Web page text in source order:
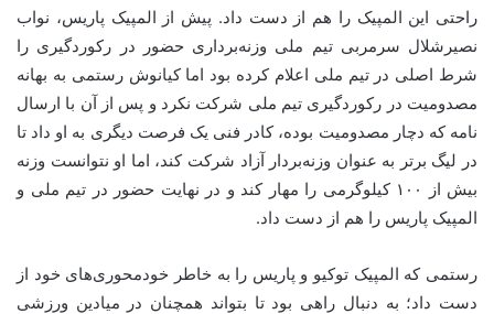
راحتی این المپیک را هم از دست داد. پیش از المپیک پاریس، نواب
نصیرشلال سرمربی تیم ملی وزنه‌برداری حضور در رکوردگیری را
شرط اصلی در تیم ملی اعلام کرده بود اما کیانوش رستمی به بهانه
مصدومیت در رکوردگیری تیم ملی شرکت نکرد و پس از آن با ارسال
نامه که دچار مصدومیت بوده، کادر فنی یک فرصت دیگری به او داد تا
در لیگ برتر به عنوان وزنه‌بردار آزاد شرکت کند، اما او نتوانست وزنه
بیش از ۱۰۰ کیلوگرمی را مهار کند و در نهایت حضور در تیم ملی و
المپیک پاریس را هم از دست داد.
رستمی که المپیک توکیو و پاریس را به خاطر خودمحوری‌های خود از
دست داد؛ به دنبال راهی بود تا بتواند همچنان در میادین ورزشی